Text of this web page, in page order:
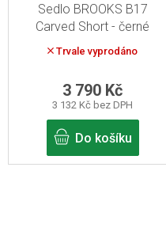
Sedlo BROOKS B17
Carved Short - černé
Trvale vyprodáno
3 132 Kč bez DPH
3 790 Kč
Do košíku